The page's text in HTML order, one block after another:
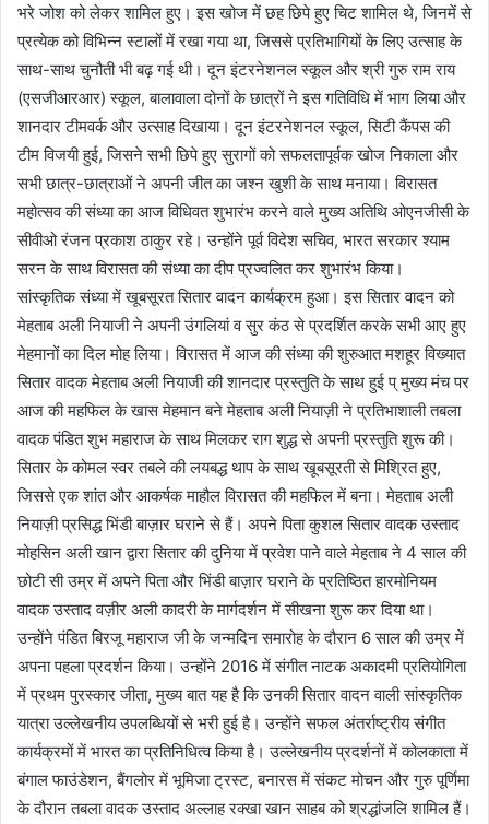
भरे जोश को लेकर शामिल हुए। इस खोज में छह छिपे हुए चिट शामिल थे, जिनमें से
प्रत्येक को विभिन्न स्टालों में रखा गया था, जिससे प्रतिभागियों के लिए उत्साह के
साथ-साथ चुनौती भी बढ़ गई थी। दून इंटरनेशनल स्कूल और श्री गुरु राम राय
(एसजीआरआर) स्कूल, बालावाला दोनों के छात्रों ने इस गतिविधि में भाग लिया और
शानदार टीमवर्क और उत्साह दिखाया। दून इंटरनेशनल स्कूल, सिटी कैंपस की
टीम विजयी हुई, जिसने सभी छिपे हुए सुरागों को सफलतापूर्वक खोज निकाला और
सभी छात्र-छात्राओं ने अपनी जीत का जश्न खुशी के साथ मनाया। विरासत
महोत्सव की संध्या का आज विधिवत शुभारंभ करने वाले मुख्य अतिथि ओएनजीसी के
सीवीओ रंजन प्रकाश ठाकुर रहे। उन्होंने पूर्व विदेश सचिव, भारत सरकार श्याम
सरन के साथ विरासत की संध्या का दीप प्रज्वलित कर शुभारंभ किया।
सांस्कृतिक संध्या में खूबसूरत सितार वादन कार्यक्रम हुआ। इस सितार वादन को
मेहताब अली नियाजी ने अपनी उंगलियां व सुर कंठ से प्रदर्शित करके सभी आए हुए
मेहमानों का दिल मोह लिया। विरासत में आज की संध्या की शुरुआत मशहूर विख्यात
सितार वादक मेहताब अली नियाजी की शानदार प्रस्तुति के साथ हुई प् मुख्य मंच पर
आज की महफिल के खास मेहमान बने मेहताब अली नियाज़ी ने प्रतिभाशाली तबला
वादक पंडित शुभ महाराज के साथ मिलकर राग शुद्ध से अपनी प्रस्तुति शुरू की।
सितार के कोमल स्वर तबले की लयबद्ध थाप के साथ खूबसूरती से मिश्रित हुए,
जिससे एक शांत और आकर्षक माहौल विरासत की महफिल में बना। मेहताब अली
नियाज़ी प्रसिद्ध भिंडी बाज़ार घराने से हैं। अपने पिता कुशल सितार वादक उस्ताद
मोहसिन अली खान द्वारा सितार की दुनिया में प्रवेश पाने वाले मेहताब ने 4 साल की
छोटी सी उम्र में अपने पिता और भिंडी बाज़ार घराने के प्रतिष्ठित हारमोनियम
वादक उस्ताद वज़ीर अली कादरी के मार्गदर्शन में सीखना शुरू कर दिया था।
उन्होंने पंडित बिरजू महाराज जी के जन्मदिन समारोह के दौरान 6 साल की उम्र में
अपना पहला प्रदर्शन किया। उन्होंने 2016 में संगीत नाटक अकादमी प्रतियोगिता
में प्रथम पुरस्कार जीता, मुख्य बात यह है कि उनकी सितार वादन वाली सांस्कृतिक
यात्रा उल्लेखनीय उपलब्धियों से भरी हुई है। उन्होंने सफल अंतर्राष्ट्रीय संगीत
कार्यक्रमों में भारत का प्रतिनिधित्व किया है। उल्लेखनीय प्रदर्शनों में कोलकाता में
बंगाल फाउंडेशन, बैंगलोर में भूमिजा ट्रस्ट, बनारस में संकट मोचन और गुरु पूर्णिमा
के दौरान तबला वादक उस्ताद अल्लाह रक्खा खान साहब को श्रद्धांजलि शामिल हैं।